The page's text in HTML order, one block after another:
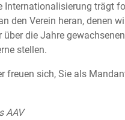
Internationalisierung trägt
den Verein heran, denen
über die Jahre
stellen.
freuen sich, Sie als
AAV